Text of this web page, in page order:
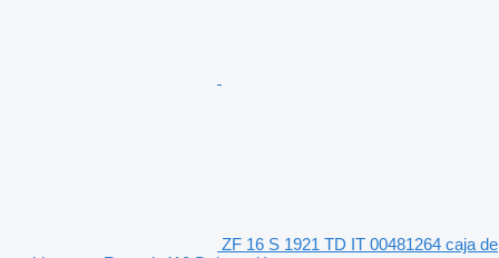
ZF 16 S 1921 TD IT 00481264 caja de